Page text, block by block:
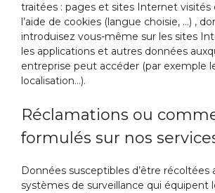
traitées : pages et sites Internet visités
l’aide de cookies (langue choisie, …) ,
introduisez vous-même sur les sites
les applications et autres données
entreprise peut accéder (par exemple
localisation…).
Réclamations ou
formulés sur nos
Données susceptibles d’être récoltées
systèmes de surveillance qui équipent